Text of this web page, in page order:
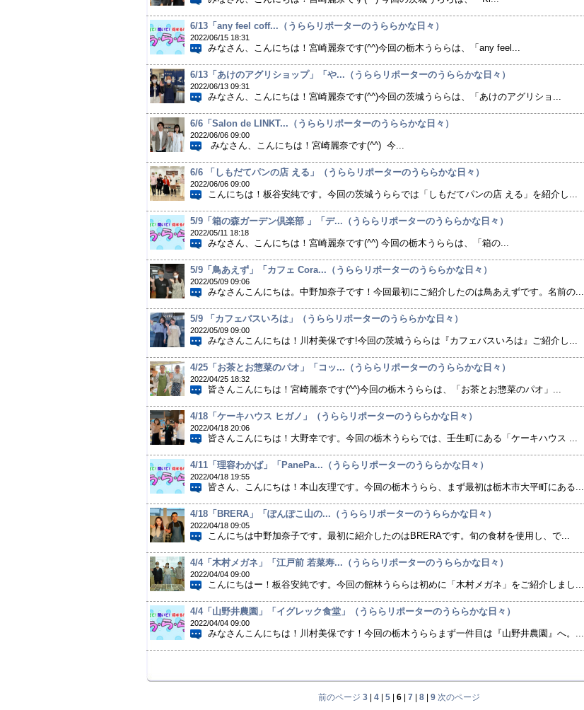
6/13「any feel coff...（うららリポーターのうららかな日々）
2022/06/15 18:31
みなさん、こんにちは！宮崎麗奈です(^^)今回の栃木うららは、「any feel...
6/13「あけのアグリショップ」「や...（うららリポーターのうららかな日々）
2022/06/13 09:31
みなさん、こんにちは！宮崎麗奈です(^^)今回の茨城うららは、「あけのアグリショ...
6/6「Salon de LINKT...（うららリポーターのうららかな日々）
2022/06/06 09:00
みなさん、こんにちは！宮崎麗奈です(^^) 今...
6/6 「しもだてパンの店 える」（うららリポーターのうららかな日々）
2022/06/06 09:00
こんにちは！板谷安純です。今回の茨城うららでは「しもだてパンの店 える」を紹介し...
5/9「箱の森ガーデン倶楽部 」「デ...（うららリポーターのうららかな日々）
2022/05/11 18:18
みなさん、こんにちは！宮崎麗奈です(^^) 今回の栃木うららは、「箱の...
5/9「鳥あえず」「カフェ Cora...（うららリポーターのうららかな日々）
2022/05/09 09:06
みなさんこんにちは。中野加奈子です！今回最初にご紹介したのは鳥あえずです。名前の...
5/9 「カフェバスいろは」（うららリポーターのうららかな日々）
2022/05/09 09:00
みなさんこんにちは！川村美保です!今回の茨城うららは『カフェバスいろは』ご紹介し...
4/25「お茶とお惣菜のパオ」「コッ...（うららリポーターのうららかな日々）
2022/04/25 18:32
皆さんこんにちは！宮崎麗奈です(^^)今回の栃木うららは、「お茶とお惣菜のパオ」...
4/18「ケーキハウス ヒガノ」（うららリポーターのうららかな日々）
2022/04/18 20:06
皆さんこんにちは！大野幸です。今回の栃木うららでは、壬生町にある「ケーキハウス ...
4/11「理容わかば」「PanePa...（うららリポーターのうららかな日々）
2022/04/18 19:55
皆さん、こんにちは！本山友理です。今回の栃木うらら、まず最初は栃木市大平町にある...
4/18「BRERA」「ぽんぽこ山の...（うららリポーターのうららかな日々）
2022/04/18 09:05
こんにちは中野加奈子です。最初に紹介したのはBRERAです。旬の食材を使用し、で...
4/4「木村メガネ」「江戸前 若菜寿...（うららリポーターのうららかな日々）
2022/04/04 09:00
こんにちはー！板谷安純です。今回の館林うららは初めに「木村メガネ」をご紹介しまし...
4/4「山野井農園」「イグレック食堂」（うららリポーターのうららかな日々）
2022/04/04 09:00
みなさんこんにちは！川村美保です！今回の栃木うららまず一件目は『山野井農園』へ。...
前のページ 3 4 5 6 7 8 9 次のページ